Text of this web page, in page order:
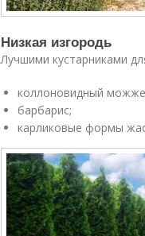
Низкая изгородь
Лучшими кустарниками
коллоновидный
барбарис;
карликовые формы